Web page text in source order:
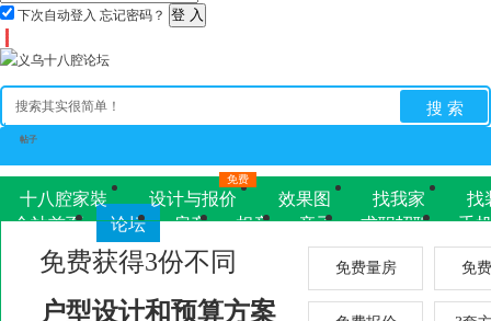
下次自动登入 忘记密码？
帖子
搜 索
全站首页 论坛 房产 相亲 亲子 求职招聘 手
十八腔家裝 设计与报价
免费
效果图 找我家 找